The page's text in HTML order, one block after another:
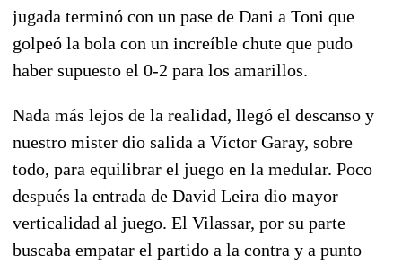
jugada terminó con un pase de Dani a Toni que
golpeó la bola con un increíble chute que pudo
haber supuesto el 0-2 para los amarillos.
Nada más lejos de la realidad, llegó el descanso y
nuestro mister dio salida a Víctor Garay, sobre
todo, para equilibrar el juego en la medular. Poco
después la entrada de David Leira dio mayor
verticalidad al juego. El Vilassar, por su parte
buscaba empatar el partido a la contra y a punto